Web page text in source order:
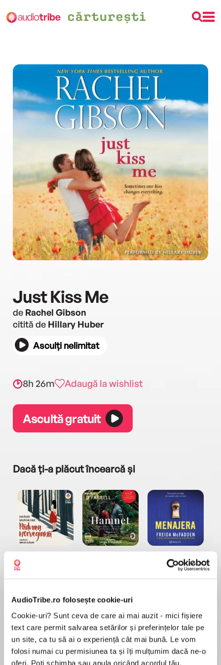
AudioTribe.ro folosește cookie-uri
Cookie-uri? Sunt ceva de care ai mai auzit - mici fișiere
text care permit salvarea setărilor și preferințelor tale pe
un site, ca tu să ai o experiență cât mai bună. Le vom
folosi numai cu permisiunea ta și îți mulțumim dacă ne-o
oferi. Poți schimba sau anula oricând acordul tău.
Just Kiss Me
de Rachel Gibson
citită de Hillary Huber
Asculți nelimitat
8h 26m Adaugă la wishlist
Ascultă gratuit
Dacă ți-a plăcut încearcă și
Elita de Argint (Elita
de...
Dani Francis
Diavolul se îmbracă de
la...
Lauren Weisberger
Freida McFadden
Sohn Won-pyung